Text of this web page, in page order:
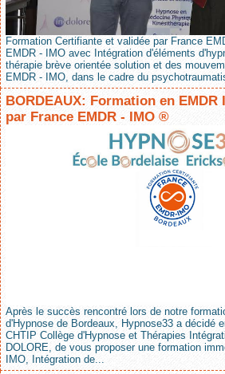
Formation Certifiante et validée par France
EMDR - IMO avec Intégration d'éléments
thérapie brève orientée solution et des
EMDR - IMO, dans le cadre du
BORDEAUX: Formation en
par France EMDR - IMO ®
Après le succès rencontré lors de notre
d'Hypnose de Bordeaux, Hypnose33 a décidé
CHTIP Collège d'Hypnose et Thérapies
DOLORE, de vous proposer une formation
IMO, Intégration de...